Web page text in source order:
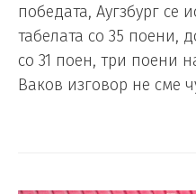
победата, Аугзбург се
табелата со 35 поени,
со 31 поен, три поени
Ваков изговор не сме